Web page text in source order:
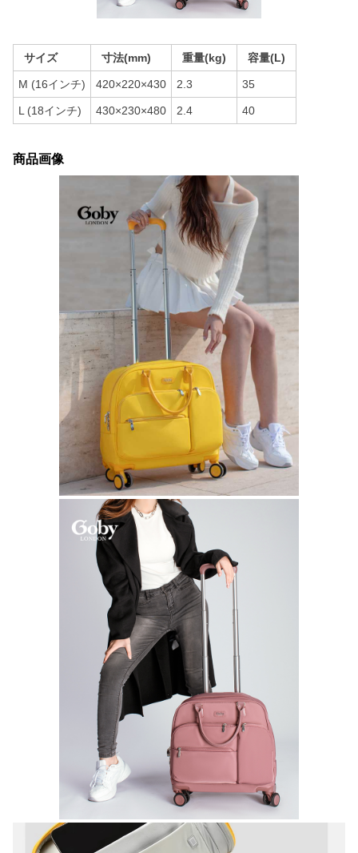
サイズ 寸法(mm) 重量(kg) 容量(L)
M (16インチ) 420×220×430 2.3 35
L (18インチ) 430×230×480 2.4 40
商品画像